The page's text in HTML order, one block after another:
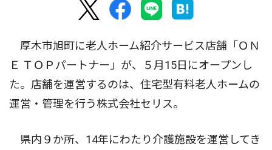
厚木市旭町に老人ホーム紹介サービス店舗「ＯＮ
Ｅ ＴＯＰパートナー」が、５月15日にオープンし
た。店舗を運営するのは、住宅型有料老人ホームの
運営・管理を行う株式会社セリス。
県内９か所、14年にわたり介護施設を運営してき